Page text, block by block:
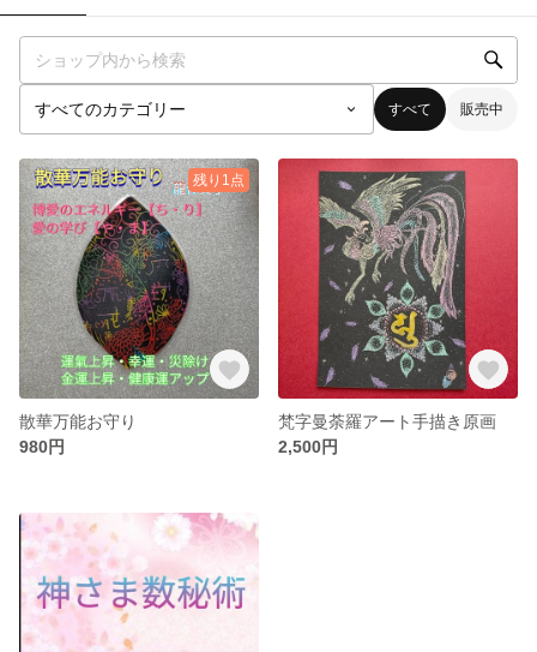
すべて 販売中
残り1点
散華万能お守り
980円
梵字曼荼羅アート手描き原画
2,500円